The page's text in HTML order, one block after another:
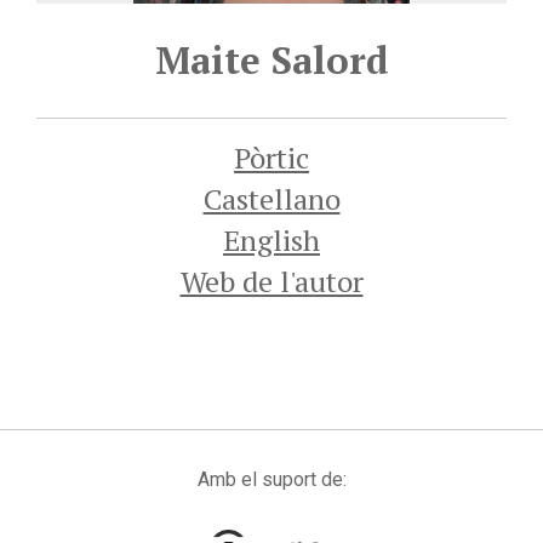
Maite Salord
Pòrtic
Castellano
English
Web de l'autor
Amb el suport de: